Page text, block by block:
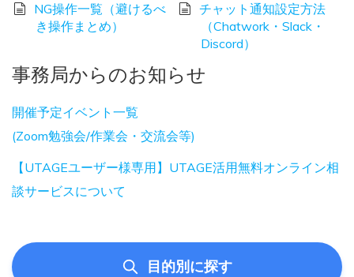
NG操作一覧（避けるべ
き操作まとめ）
チャット通知設定方法
（Chatwork・Slack・
Discord）
事務局からのお知らせ
開催予定イベント一覧
(Zoom勉強会/作業会・交流会等)
【UTAGEユーザー様専用】UTAGE活用無料オンライン相
談サービスについて
目的別に探す